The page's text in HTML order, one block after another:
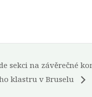
sekci na závěrečné
klastru v Bruselu